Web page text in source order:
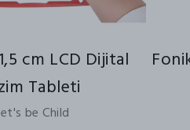
cm LCD Dijital
Tableti
be Child